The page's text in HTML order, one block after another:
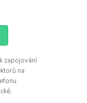
zapojování
na